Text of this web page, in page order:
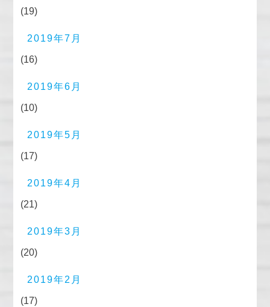
(19)
2019年7月
(16)
2019年6月
(10)
2019年5月
(17)
2019年4月
(21)
2019年3月
(20)
2019年2月
(17)